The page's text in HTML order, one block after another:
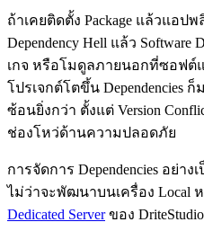
ถ้าเคยติดตั้ง Package แล้วแอป
Dependency Hell แล้ว Software
เกจ หรือโมดูลภายนอกที่ซอฟต์
โปรเจกต์โตขึ้น
ซ้อนยิ่งกว่า ตั้งแต่ Version
ช่องโหว่ด้านความปลอดภัย
การจัดการ Dependencies อย่า
ไม่ว่าจะพัฒนาบนเครื่อง Local
Dedicated Serverของ DriteStudio